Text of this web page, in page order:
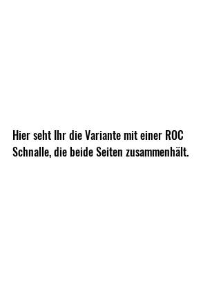
Hier seht Ihr die Variante mit einer ROC
Schnalle, die beide Seiten zusammenhält.